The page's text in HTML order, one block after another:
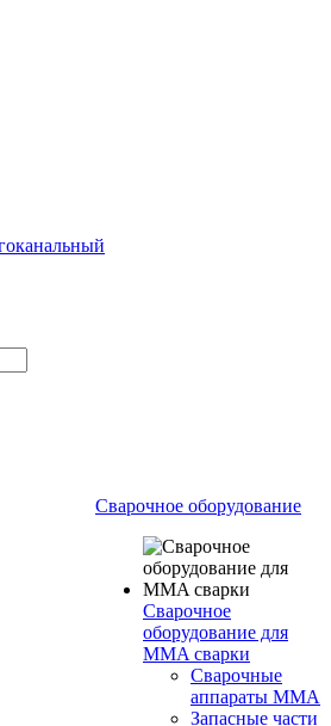
Сварочное оборудование
Сварочное
оборудование для
MMA сварки
Сварочные
аппараты MMA
Запасные части